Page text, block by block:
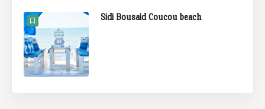
Sidi Bousaid Coucou beach